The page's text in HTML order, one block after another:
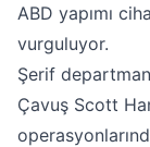
ABD yapımı
vurguluyor.
Şerif
Çavuş Scott